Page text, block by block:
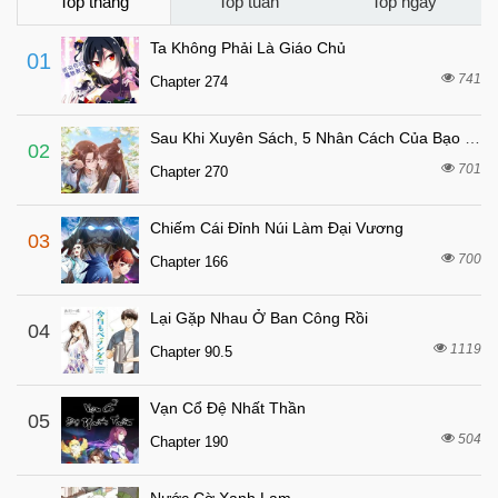
Chapter 38
Chapter 37
Chapter 36
Chapter 35 4 tuần trước
Chapter 34
Chapter 33
Chapter 32
Chapter 31 4 tuần trước
Chapter 30 4 tuần trước
Chapter 29
Chapter 28 4 tuần trước
Chapter 27
Chapter 26 4 tuần trước
01
Ta Không Phải Là Giáo Chủ
Chapter 274 741
02
Chapter 270 701
03
Chiếm Cái Đỉnh Núi Làm Đại Vương
Chapter 166 700
04
Lại Gặp Nhau Ở Ban Công Rồi
Chapter 90.5 1119
05
Vạn Cổ Đệ Nhất Thần
Chapter 190 504